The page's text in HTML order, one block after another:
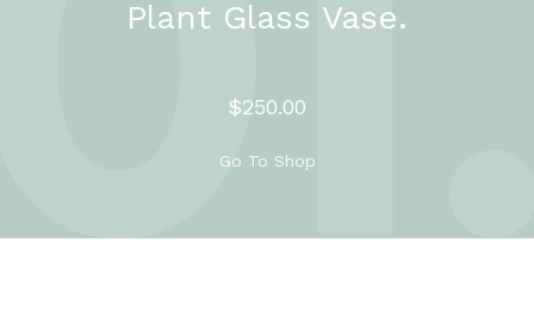
Plant Glass Vase.
$250.00
Go To Shop